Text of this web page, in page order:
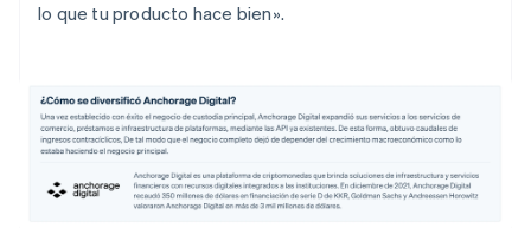
lo que tu producto hace bien».